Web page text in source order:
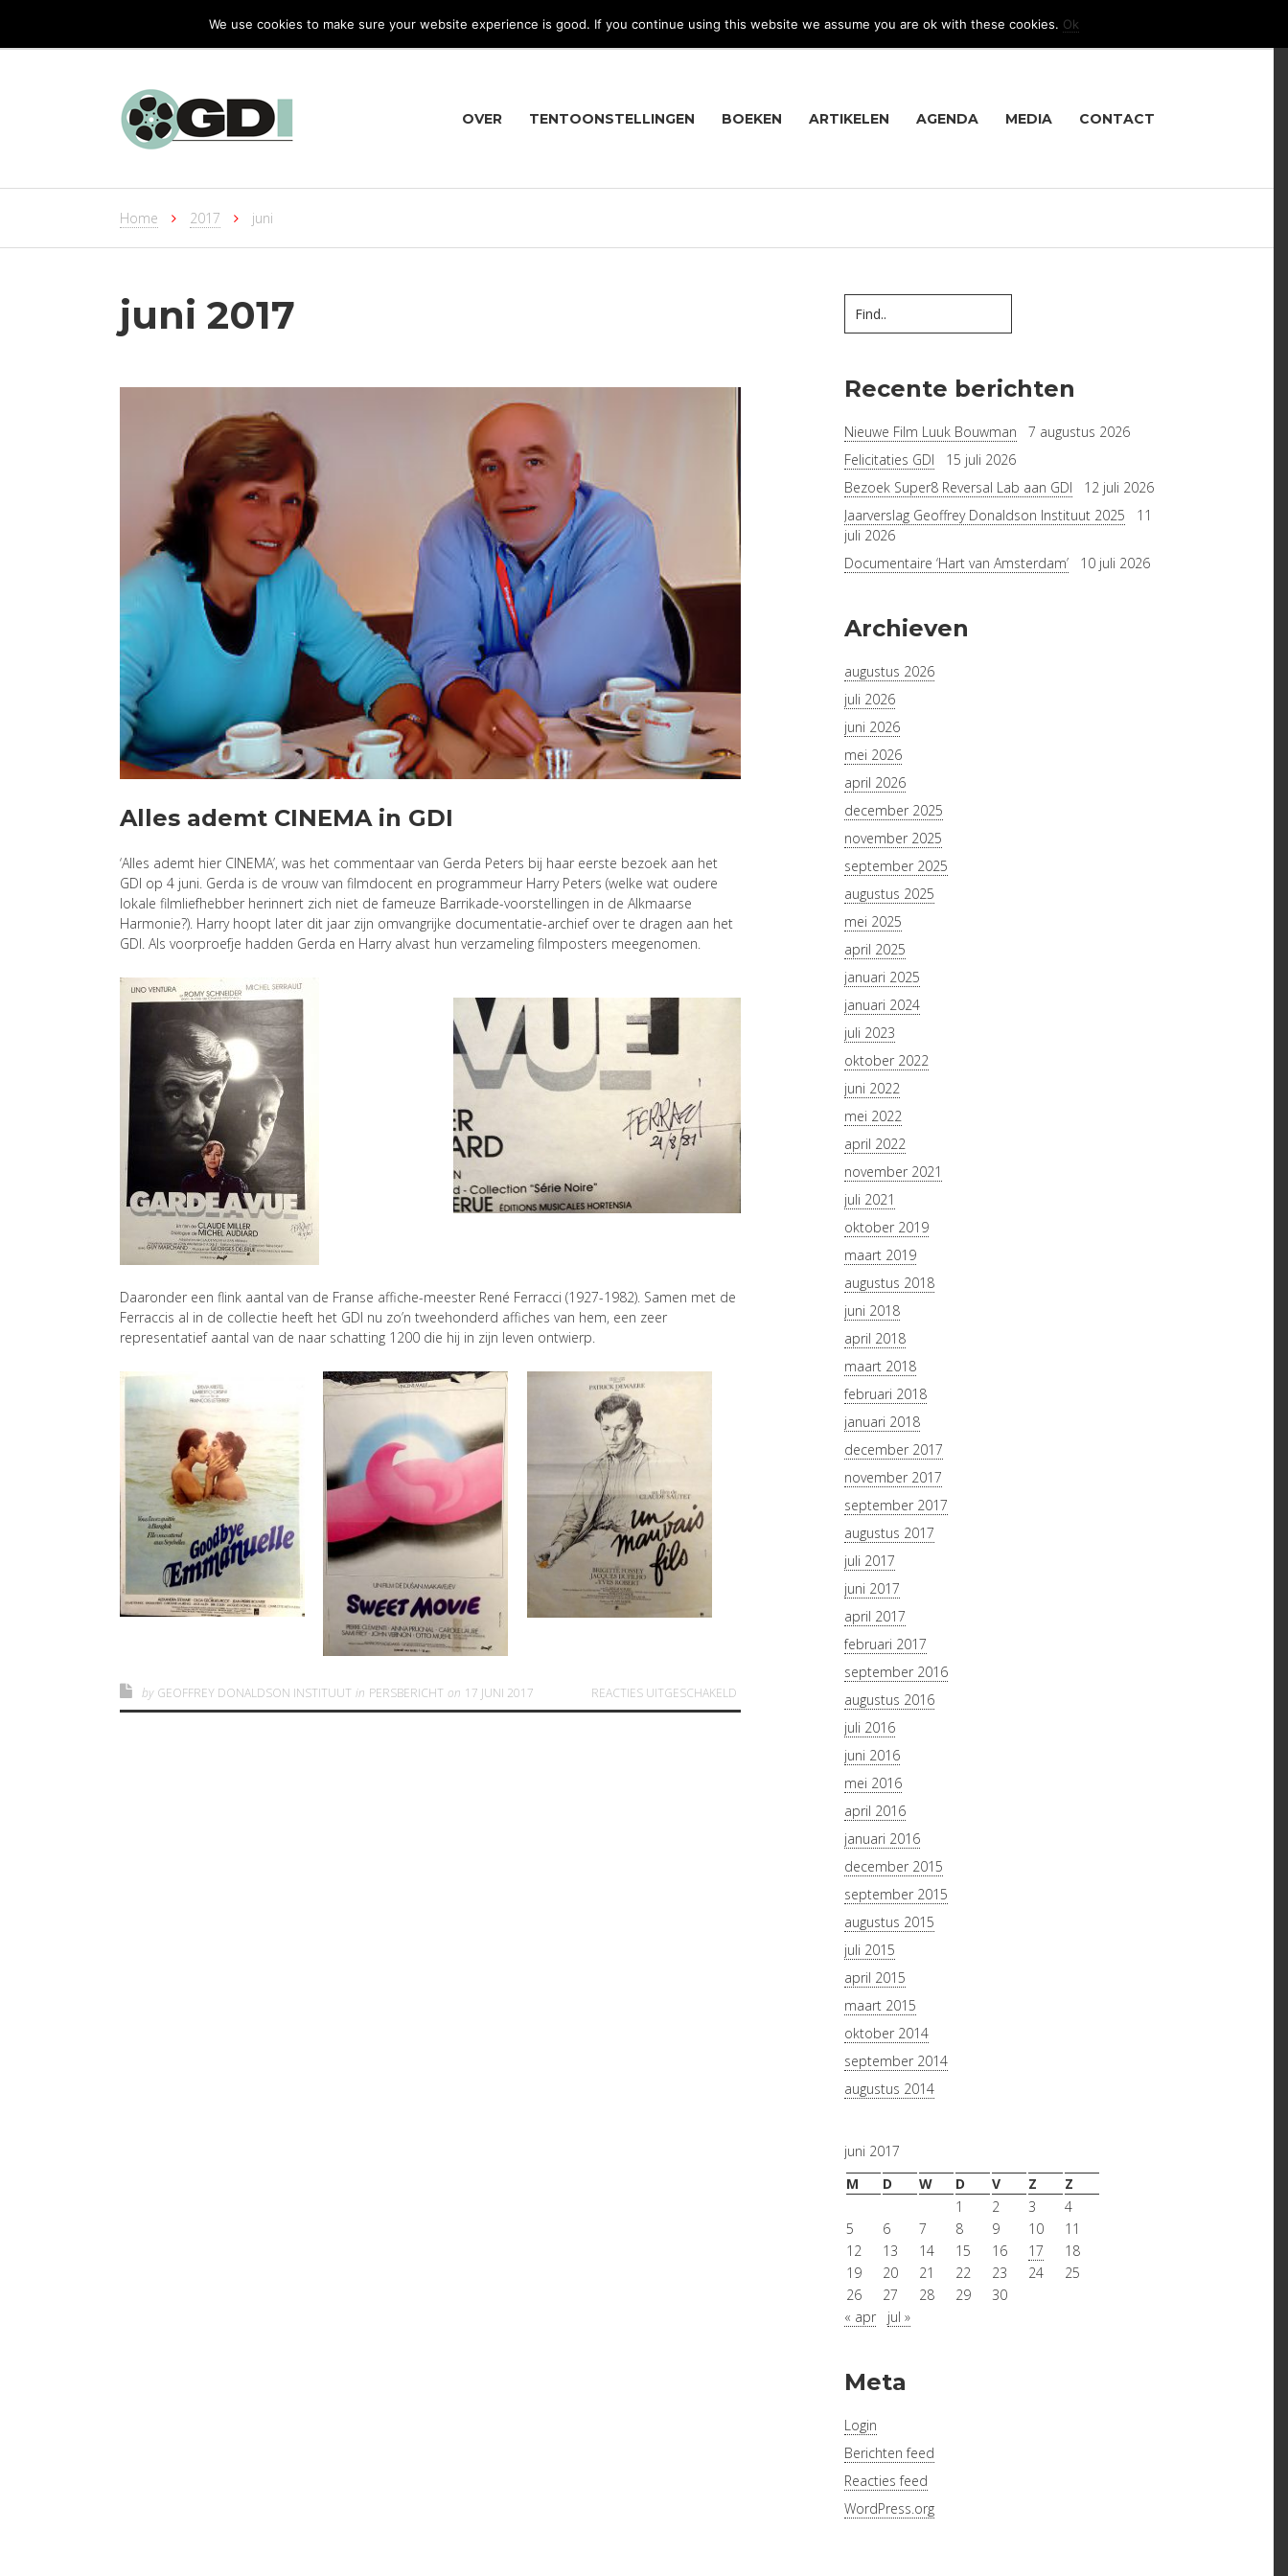
We use cookies to make sure your website experience is good. If you continue using this website we assume you are ok with these cookies. Ok
LANGUAGE
OVER TENTOONSTELLINGEN BOEKEN ARTIKELEN AGENDA MEDIA CONTACT
Home 2017 juni
juni 2017
Alles ademt CINEMA in GDI
‘Alles ademt hier CINEMA’, was het commentaar van Gerda Peters bij haar eerste bezoek aan het
GDI op 4 juni. Gerda is de vrouw van filmdocent en programmeur Harry Peters (welke wat oudere
lokale filmliefhebber herinnert zich niet de fameuze Barrikade-voorstellingen in de Alkmaarse
Harmonie?). Harry hoopt later dit jaar zijn omvangrijke documentatie-archief over te dragen aan het
GDI. Als voorproefje hadden Gerda en Harry alvast hun verzameling filmposters meegenomen.
Daaronder een flink aantal van de Franse affiche-meester René Ferracci (1927-1982). Samen met de
Ferraccis al in de collectie heeft het GDI nu zo’n tweehonderd affiches van hem, een zeer
representatief aantal van de naar schatting 1200 die hij in zijn leven ontwierp.
by GEOFFREY DONALDSON INSTITUUT in PERSBERICHT on 17 JUNI 2017 REACTIES UITGESCHAKELDVOOR ALLES ADEMT CINEMA IN GDI
Recente berichten
Nieuwe Film Luuk Bouwman
7 augustus 2026
Felicitaties GDI
15 juli 2026
Bezoek Super8 Reversal Lab aan GDI
12 juli 2026
Jaarverslag Geoffrey Donaldson Instituut 2025
11
juli 2026
Documentaire ‘Hart van Amsterdam’
10 juli 2026
Archieven
augustus 2026
juli 2026
juni 2026
mei 2026
april 2026
december 2025
november 2025
september 2025
augustus 2025
mei 2025
april 2025
januari 2025
januari 2024
juli 2023
oktober 2022
juni 2022
mei 2022
april 2022
november 2021
juli 2021
oktober 2019
maart 2019
augustus 2018
juni 2018
april 2018
maart 2018
februari 2018
januari 2018
december 2017
november 2017
september 2017
augustus 2017
juli 2017
juni 2017
april 2017
februari 2017
september 2016
augustus 2016
juli 2016
juni 2016
mei 2016
april 2016
januari 2016
december 2015
september 2015
augustus 2015
juli 2015
april 2015
maart 2015
oktober 2014
september 2014
augustus 2014
juni 2017
M
D W D V Z
Z
1
2 3
4
5
6 7 8 9 10
11
12
13 14 15 16 17
18
19
20 21 22 23 24
25
26
27 28 29
30
« apr
jul »
Meta
Login
Berichten feed
Reacties feed
WordPress.org